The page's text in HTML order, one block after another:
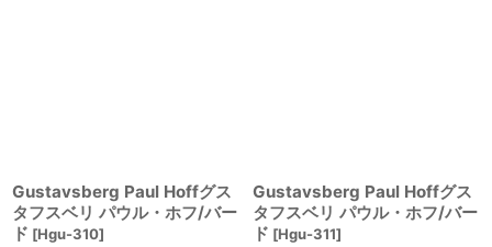
Gustavsberg Paul Hoffグス
タフスベリ パウル・ホフ/バー
ド [Hgu-310]
Gustavsberg Paul Hoffグス
タフスベリ パウル・ホフ/バー
ド [Hgu-311]